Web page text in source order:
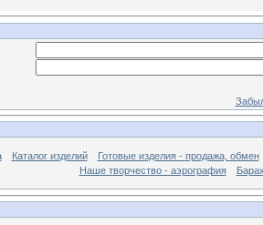
Каталог изделий
Готовые изделия - продажа, обмен
Наше творчество - аэрография